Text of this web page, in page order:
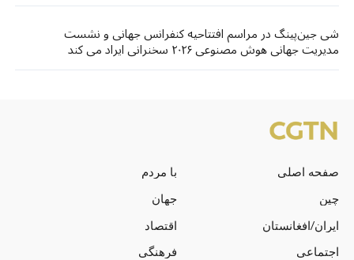
شی جین‌پینگ در مراسم افتتاحیه کنفرانس جهانی و نشست
مدیریت جهانی هوش مصنوعی ۲۰۲۶ سخنرانی ایراد می کند
صفحه اصلی
با مردم
چین
جهان
ایران/افغانستان
اقتصاد
اجتماعی
فرهنگی